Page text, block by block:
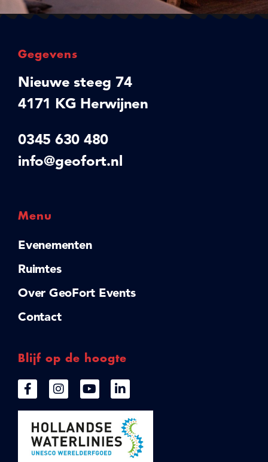
Gegevens
Nieuwe steeg 74
4171 KG Herwijnen
0345 630 480
info@geofort.nl
Menu
Evenementen
Ruimtes
Over GeoFort Events
Contact
Blijf op de hoogte